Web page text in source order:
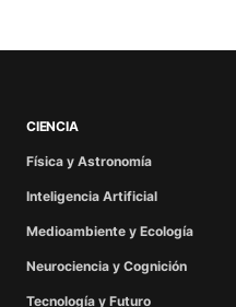
CIENCIA
Física y Astronomía
Inteligencia Artificial
Medioambiente y Ecología
Neurociencia y Cognición
Tecnología y Futuro